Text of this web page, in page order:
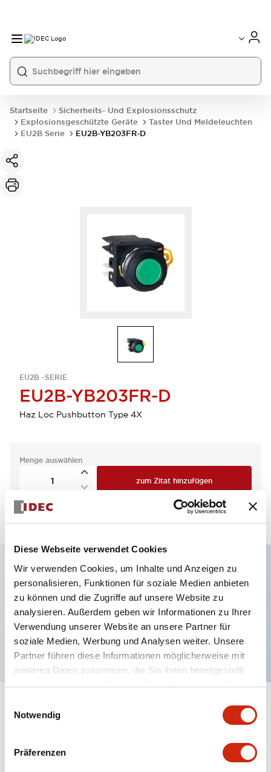
Diese Webseite verwendet Cookies
Wir verwenden Cookies, um Inhalte und Anzeigen zu
personalisieren, Funktionen für soziale Medien anbieten
zu können und die Zugriffe auf unsere Website zu
analysieren. Außerdem geben wir Informationen zu Ihrer
Verwendung unserer Website an unsere Partner für
soziale Medien, Werbung und Analysen weiter. Unsere
Partner führen diese Informationen möglicherweise mit
weiteren Daten zusammen, die Sie ihnen bereitgestellt
haben oder die sie im Rahmen Ihrer Nutzung der Dienste
Notwendig
Präferenzen
Startseite
Sicherheits- Und Explosionsschutz
Explosionsgeschützte Geräte
Taster Und Meldeleuchten
EU2B Serie
EU2B-YB203FR-D
EU2B -SERIE
EU2B-YB203FR-D
Haz Loc Pushbutton Type 4X
Menge auswählen
zum Zitat hinzufügen
Hauptmerkmale
Erweiterter Druckknopf, 3 Schließer-Kontakte,
fingersichere Schraubklemme, roter Knopf
Spezifikationen Alle erweitern+